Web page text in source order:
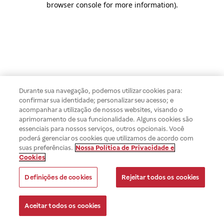
browser console for more information).
Durante sua navegação, podemos utilizar cookies para:
confirmar sua identidade; personalizar seu acesso; e
acompanhar a utilização de nossos websites, visando o
aprimoramento de sua funcionalidade. Alguns cookies são
essenciais para nossos serviços, outros opcionais. Você
poderá gerenciar os cookies que utilizamos de acordo com
suas preferências. Nossa Política de Privacidade e
Cookies
Definições de cookies Rejeitar todos os cookies
Aceitar todos os cookies